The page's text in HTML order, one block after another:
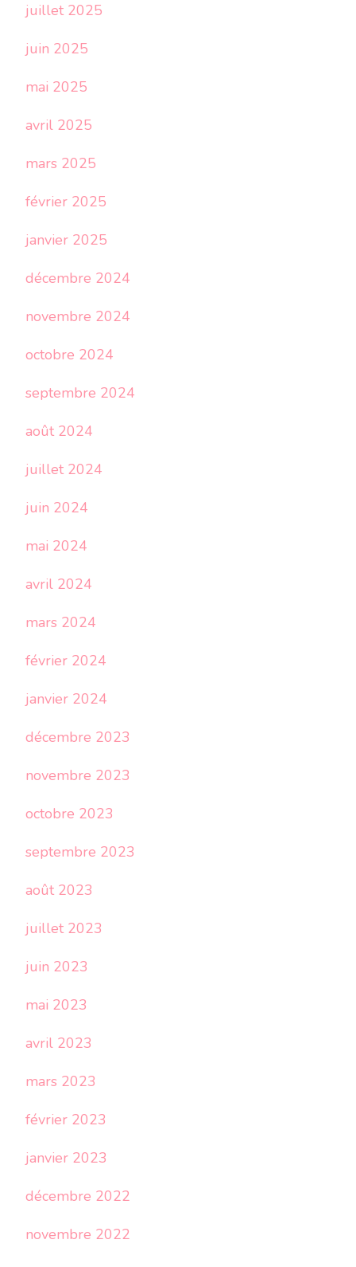
juillet 2025
juin 2025
mai 2025
avril 2025
mars 2025
février 2025
janvier 2025
décembre 2024
novembre 2024
octobre 2024
septembre 2024
août 2024
juillet 2024
juin 2024
mai 2024
avril 2024
mars 2024
février 2024
janvier 2024
décembre 2023
novembre 2023
octobre 2023
septembre 2023
août 2023
juillet 2023
juin 2023
mai 2023
avril 2023
mars 2023
février 2023
janvier 2023
décembre 2022
novembre 2022